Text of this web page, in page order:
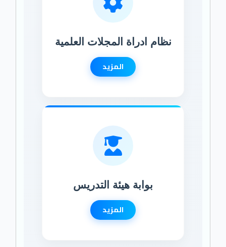
نظام ادراة المجلات العلمية
المزيد
بوابة هيئة التدريس
المزيد